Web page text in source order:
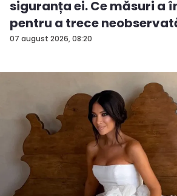
07 august 2026, 08:20
siguranța ei. Ce măsuri a
pentru a trece